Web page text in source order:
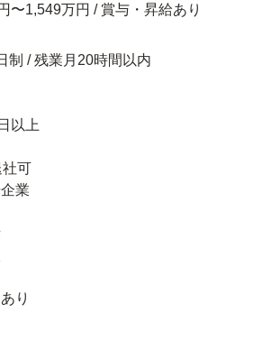
〜1,549万円 / 賞与・昇給あり
制 / 残業月20時間以内
以上
社可
業
り